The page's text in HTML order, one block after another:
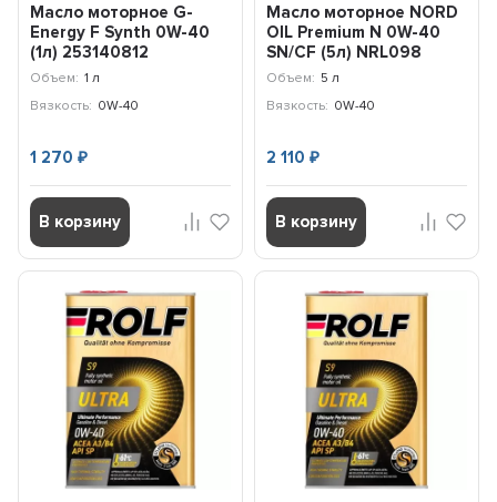
Масло моторное G-
Energy F Synth 0W-40
(1л) 253140812
Объем: 1 л
Вязкость: 0W-40
1 270₽
В корзину
Масло моторное NORD
OIL Premium N 0W-40
SN/CF (5л) NRL098
Объем: 5 л
Вязкость: 0W-40
2 110 ₽
В корзину